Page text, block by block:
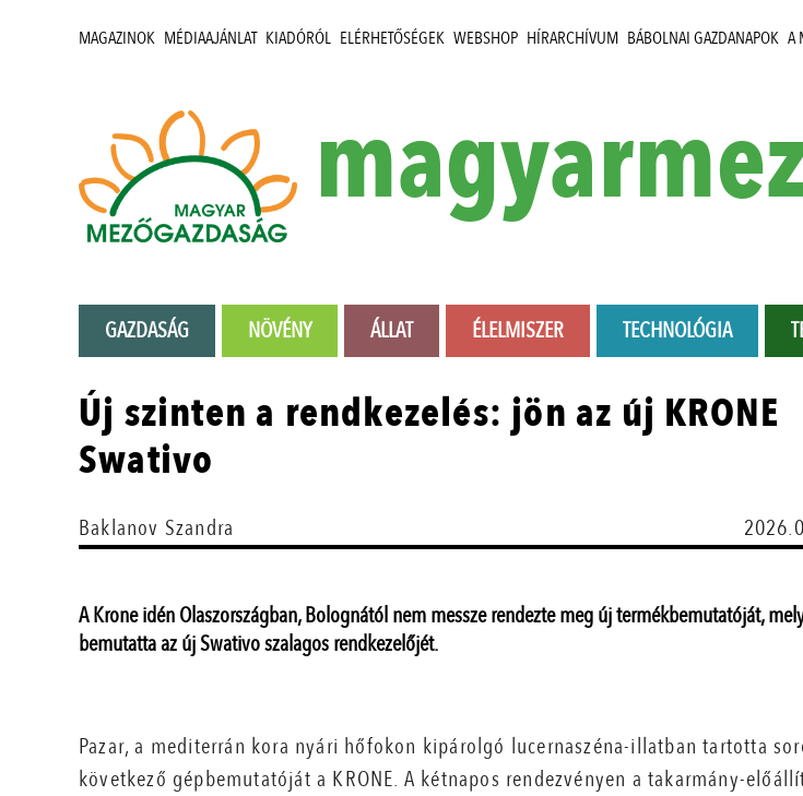
MAGAZINOK MÉDIAAJÁNLAT KIADÓRÓL ELÉRHETŐSÉGEK WEBSHOP HÍRARCHÍVUM BÁBOLNAI GAZDANAPOK A
GAZDASÁG NÖVÉNY ÁLLAT ÉLELMISZER TECHNOLÓGIA
Új szinten a rendkezelés: jön az új KRONE
Swativo
Baklanov Szandra
A Krone idén Olaszországban, Bolognától nem messze rendezte meg új termékbemutatóját,
bemutatta az új Swativo szalagos rendkezelőjét.
Pazar, a mediterrán kora nyári hőfokon kipárolgó lucernaszéna-illatban tartotta
következő gépbemutatóját a KRONE. A kétnapos rendezvényen a takarmány-